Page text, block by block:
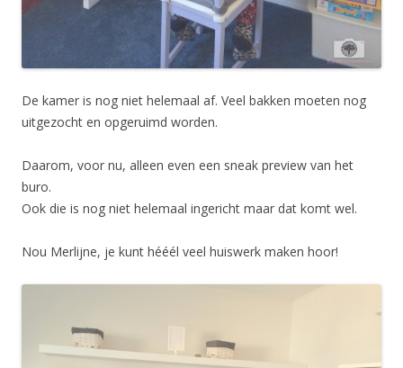
De kamer is nog niet helemaal af. Veel bakken moeten nog
uitgezocht en opgeruimd worden.
Daarom, voor nu, alleen even een sneak preview van het
buro.
Ook die is nog niet helemaal ingericht maar dat komt wel.
Nou Merlijne, je kunt hééél veel huiswerk maken hoor!